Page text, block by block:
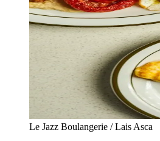
Le Jazz Boulangerie / Lais Asca